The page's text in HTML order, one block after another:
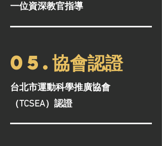
一位資深教官指導
05.協會認證
台北市運動科學推廣協會
（TCSEA）認證